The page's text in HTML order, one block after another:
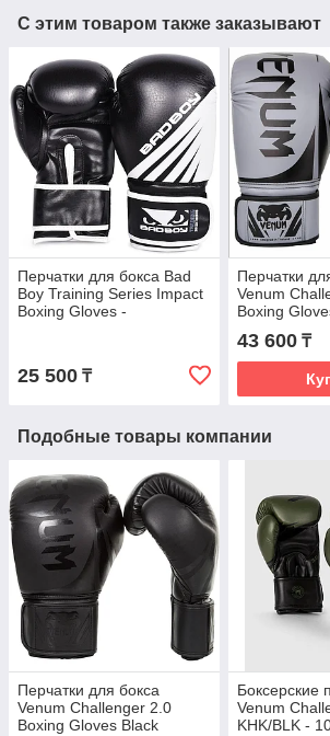
С этим товаром также заказывают
Перчатки для бокса Bad
Boy Training Series Impact
Boxing Gloves -
25 500 ₸
Перчатки
Venum
Boxing
43 600₸
Подобные товары компании
Перчатки для бокса
Venum Challenger 2.0
Boxing Gloves Black
Боксерские
Venum
KHK/BLK -